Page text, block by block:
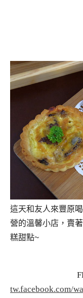
這天和友人來豐原
營的溫馨小店，賣
糕甜點~
FB
tw.facebook.com/